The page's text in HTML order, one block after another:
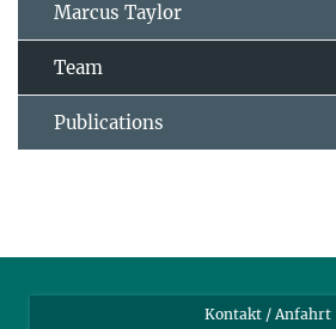
Marcus Taylor
Team
Publications
Kontakt / Anfahrt